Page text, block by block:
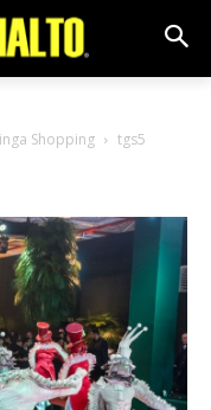
Shopping tgs5